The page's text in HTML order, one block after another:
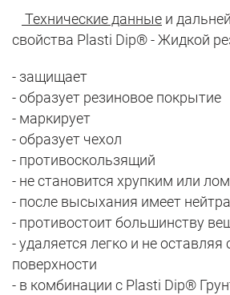
Технические данные и
свойства Plasti Dip® - Жидкой
- защищает
- образует резиновое покрытие
- маркирует
- образует чехол
- противоскользящий
- не становится хрупким или
- после высыхания имеет
- противостоит большинству
- удаляется легко и не оставляя
поверхности
- в комбинации с Plasti Dip®